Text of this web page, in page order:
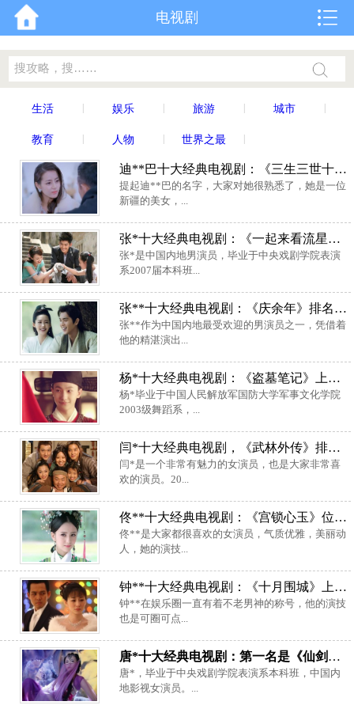
电视剧
生活 娱乐 旅游 城市
教育 人物 世界之最
迪**巴十大经典电视剧：《三生三世十里桃花》上榜
提起迪**巴的名字，大家对她很熟悉了，她是一位
新疆的美女，...
张*十大经典电视剧：《一起来看流星雨》上榜
张*是中国内地男演员，毕业于中央戏剧学院表演
系2007届本科班...
张**十大经典电视剧：《庆余年》排名榜首，《麻雀》居第三
张**作为中国内地最受欢迎的男演员之一，凭借着
他的精湛演出...
杨*十大经典电视剧：《盗墓笔记》上榜，《红楼梦》第一
杨*毕业于中国人民解放军国防大学军事文化学院
2003级舞蹈系，...
闫*十大经典电视剧，《武林外传》排第一位
闫*是一个非常有魅力的女演员，也是大家非常喜
欢的演员。20...
佟**十大经典电视剧：《宫锁心玉》位居第一
佟**是大家都很喜欢的女演员，气质优雅，美丽动
人，她的演技...
钟**十大经典电视剧：《十月围城》上榜，你看过几部？
钟**在娱乐圈一直有着不老男神的称号，他的演技
也是可圈可点...
唐*十大经典电视剧：第一名是《仙剑奇侠传3》
唐*，毕业于中央戏剧学院表演系本科班，中国内
地影视女演员。...